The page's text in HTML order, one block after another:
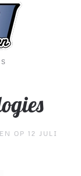
OP 12 JULI